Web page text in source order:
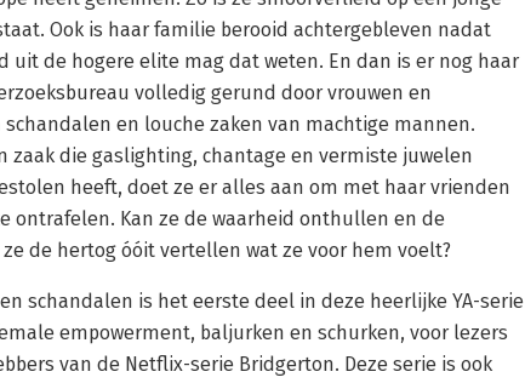
Ook is haar familie berooid achtergebleven nadat
uit de hogere elite mag dat weten. En dan is er nog haar
volledig gerund door vrouwen en
en louche zaken van machtige mannen.
zaak die gaslighting, chantage en vermiste juwelen
heeft, doet ze er alles aan om met haar vrienden
ontrafelen. Kan ze de waarheid onthullen en de
de hertog óóit vertellen wat ze voor hem voelt?
schandalen is het eerste deel in deze heerlijke YA-serie
empowerment, baljurken en schurken, voor lezers
van de Netflix-serie Bridgerton. Deze serie is ook